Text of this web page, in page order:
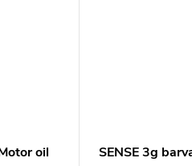
oil
SENSE 3g